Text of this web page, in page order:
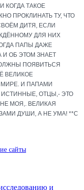
КОГДА ТАКОЕ
ПРОКЛИНАТЬ ТУ, ЧТО
ДИТЯ , ЕСЛИ
ДЛЯ НИХ
ПАПЫ ДАЖЕ
ОБ ЭТОМ ЗНАЕТ
ПОЯВИТЬСЯ
ВЕЛИКОЕ
И ПАПАМИ
ИСТИННЫЕ, ОТЦЫ,- ЭТО
НЕ МОЯ,. ВЕЛИКАЯ
ДУШИ , А НЕ УМА! **С
сайты
и